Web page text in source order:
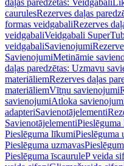
daļas paredzētas: Veidgabali
caurulesRezerves daļas
formas veidgabaliRezerves
veidgabaliVeidgabali
veidgabaliSavienojumi
SavienojumiMetināmie
daļas paredzētas: Uzmavu
materiāliemRezerves daļas
materiāliemVītņu savienojumi
savienojumiAtloka
adapteriSavienotājelementi
Savienotājelementi
Pieslēguma līkumiPieslēguma
Pieslēguma uzmavas
Pieslēguma īscauruleP veida